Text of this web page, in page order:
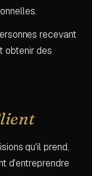
recevant
obtenir des
qu'il prend,
d'entreprendre